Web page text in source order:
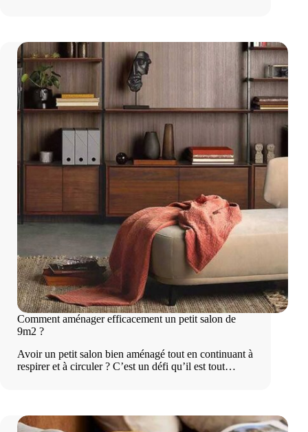
Comment aménager efficacement un petit salon de
9m2 ?
Avoir un petit salon bien aménagé tout en continuant à
respirer et à circuler ? C’est un défi qu’il est tout…